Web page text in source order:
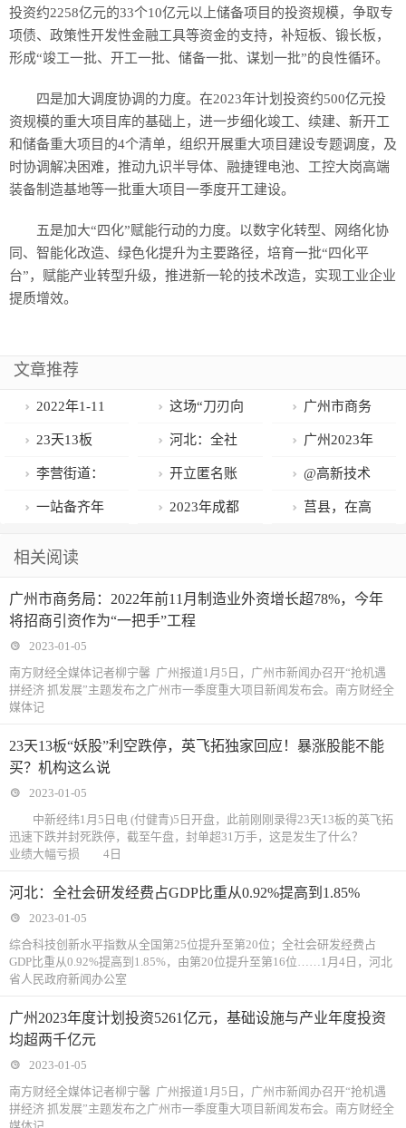
投资约2258亿元的33个10亿元以上储备项目的投资规模，争取专
项债、政策性开发性金融工具等资金的支持，补短板、锻长板，
形成“竣工一批、开工一批、储备一批、谋划一批”的良性循环。
四是加大调度协调的力度。在2023年计划投资约500亿元投
资规模的重大项目库的基础上，进一步细化竣工、续建、新开工
和储备重大项目的4个清单，组织开展重大项目建设专题调度，及
时协调解决困难，推动九识半导体、融捷锂电池、工控大岗高端
装备制造基地等一批重大项目一季度开工建设。
五是加大“四化”赋能行动的力度。以数字化转型、网络化协
同、智能化改造、绿色化提升为主要路径，培育一批“四化平
台”，赋能产业转型升级，推进新一轮的技术改造，实现工业企业
提质增效。
文章推荐
2022年1-11
月广州制造业
投资完成874.6
亿元，占工业
创历史新高
这场“刀刃向
内”的自我革
命，广州如何
走出营商环境
广州市商务
局：2022年前
11月制造业外
资增长超
“一把手”工程
23天13板
“妖股”利空跌
停，英飞拓独
机构这么说
河北：全社
会研发经费占
GDP比重从
广州2023年
度计划投资
5261亿元，基
两千亿元
李营街道：
惠企政策早知
开立匿名账
户、假名账
元
@高新技术
企业，本月申
一站备齐年
览会明日开幕
2023年成都
商引智投资促
办
莒县，在高
破”！
相关阅读
广州市商务局：2022年前11月制造业外资增长超78%，今年
将招商引资作为“一把手”工程
2023-01-05
南方财经全媒体记者柳宁馨 广州报道1月5日，广州市新闻办召开“抢机遇
拼经济 抓发展”主题发布之广州市一季度重大项目新闻发布会。南方财经全
媒体记
23天13板“妖股”利空跌停，英飞拓独家回应！暴涨股能不能
买？机构这么说
2023-01-05
中新经纬1月5日电 (付健青)5日开盘，此前刚刚录得23天13板的英飞拓
迅速下跌并封死跌停，截至午盘，封单超31万手，这是发生了什么？
业绩大幅亏损 4日
河北：全社会研发经费占GDP比重从0.92%提高到1.85%
2023-01-05
综合科技创新水平指数从全国第25位提升至第20位；全社会研发经费占
GDP比重从0.92%提高到1.85%，由第20位提升至第16位……1月4日，河北
省人民政府新闻办公室
广州2023年度计划投资5261亿元，基础设施与产业年度投资
均超两千亿元
2023-01-05
南方财经全媒体记者柳宁馨 广州报道1月5日，广州市新闻办召开“抢机遇
拼经济 抓发展”主题发布之广州市一季度重大项目新闻发布会。南方财经全